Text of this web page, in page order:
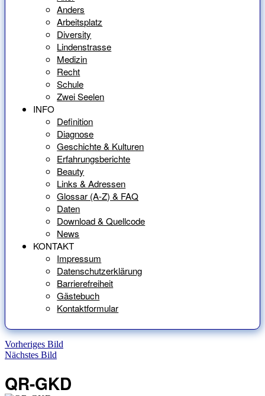
Anders
Arbeitsplatz
Diversity
Lindenstrasse
Medizin
Recht
Schule
Zwei Seelen
INFO
Definition
Diagnose
Geschichte & Kulturen
Erfahrungsberichte
Beauty
Links & Adressen
Glossar (A-Z) & FAQ
Daten
Download & Quellcode
News
KONTAKT
Impressum
Datenschutzerklärung
Barrierefreiheit
Gästebuch
Kontaktformular
Vorheriges Bild
Nächstes Bild
QR-GKD